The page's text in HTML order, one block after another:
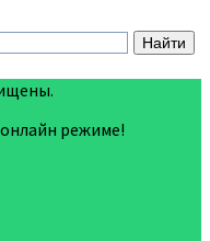
режиме!